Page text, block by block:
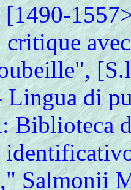
[1490-
di
Biblioteca
," Salmonii